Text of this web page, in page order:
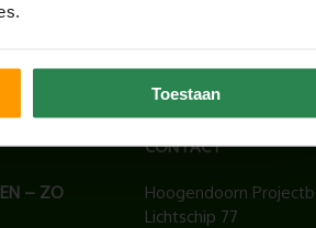
Toestaan
– ZO
CONTACT
Hoogendoorn
Lichtschip 77